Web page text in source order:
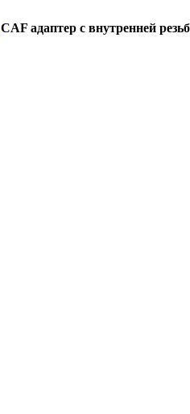
CAF адаптер с внутренней